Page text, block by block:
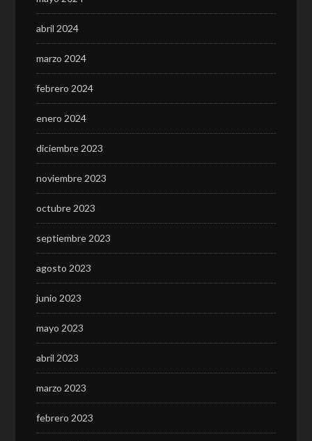
abril 2024
marzo 2024
febrero 2024
enero 2024
diciembre 2023
noviembre 2023
octubre 2023
septiembre 2023
agosto 2023
junio 2023
mayo 2023
abril 2023
marzo 2023
febrero 2023